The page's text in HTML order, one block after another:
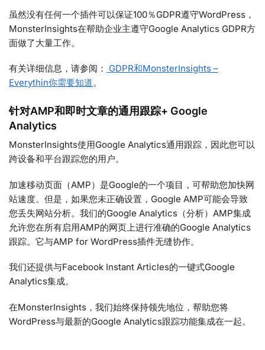
虽然没有任何一个插件可以保证100％GDPR遵守WordPress，
MonsterInsights在帮助企业主遵守Google Analytics GDPR方
面做了大量工作。
有关详细信息，请参阅： GDPR和MonsterInsights –
Everythin你需要知道。
针对AMP和即时文章的通用跟踪+ Google
Analytics
MonsterInsights使用Google Analytics通用跟踪，因此您可以
跨设备和平台跟踪您的用户。
加速移动页面（AMP）是Google的一个项目，可帮助您加快网
站速度。但是，如果您未正确设置，Google AMP可能会导致
您丢失网站分析。我们的Google Analytics（分析）AMP集成
允许您在所有启用AMP的网页上进行准确的Google Analytics
跟踪。它与AMP for WordPress插件无缝协作。
我们还提供与Facebook Instant Articles的一键式Google
Analytics集成。
在MonsterInsights，我们始终保持领先地位，帮助您将
WordPress与最新的Google Analytics跟踪功能集成在一起。